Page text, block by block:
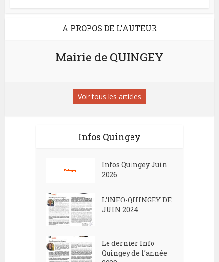
A PROPOS DE L'AUTEUR
Mairie de QUINGEY
Voir tous les articles
Infos Quingey
Infos Quingey Juin
2026
L’INFO-QUINGEY DE
JUIN 2024
Le dernier Info
Quingey de l’année